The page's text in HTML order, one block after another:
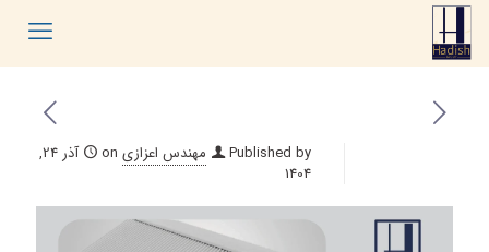
Published by مهندس اعزازی on
آذر 24,
1404